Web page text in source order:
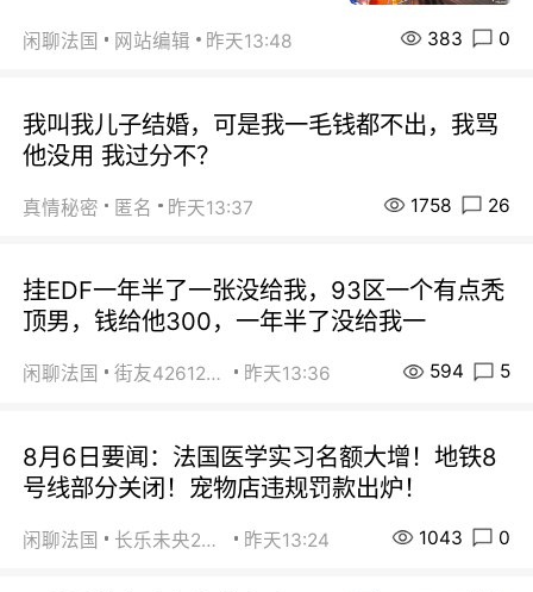
闲聊法国 网站编辑 昨天13:48 383 0
我叫我儿子结婚，可是我一毛钱都不出，我骂
他没用 我过分不？
真情秘密 匿名 昨天13:37 1758 26
挂EDF一年半了一张没给我，93区一个有点秃
顶男，钱给他300，一年半了没给我一
闲聊法国 街友42612092 昨天13:36 594 5
8月6日要闻：法国医学实习名额大增！地铁8
号线部分关闭！宠物店违规罚款出炉！
闲聊法国 长乐未央2015 昨天13:24 1043 0